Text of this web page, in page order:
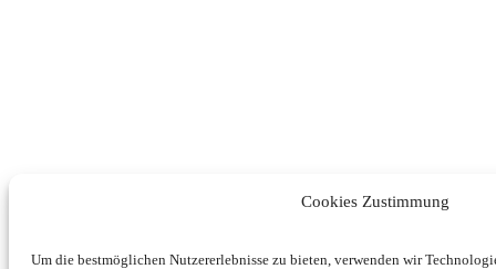
Cookies Zustimmung
Um die bestmöglichen Nutzererlebnisse zu bieten, verwenden wir